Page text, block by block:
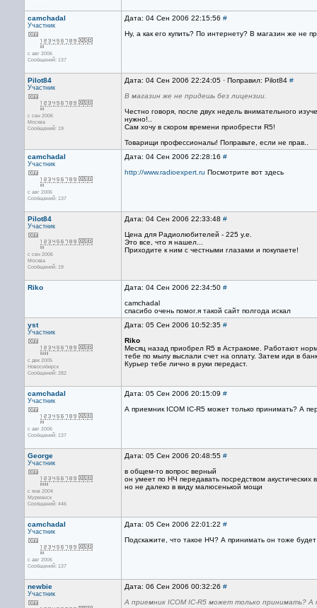
camchadal
Участник
с авг 2006
Сообщений: 137
Дата: 04 Сен 2006 22:15:56 #
Ну, а как его купить? По интернету? В магазин же не
Pilot84
Участник
с сен 2006
Москва
Сообщений: 19
Дата: 04 Сен 2006 22:24:05 · Поправил: Pilot84 #
В магазин же не придешь без лицензии.
Честно говоря, после двух недель внимательного
нужно!..
Сам хочу в скором времени приобрести R5!
Товарищи профессионалы! Поправьте, если не прав..
camchadal
Участник
с авг 2006
Сообщений: 137
Дата: 04 Сен 2006 22:28:16 #
http://www.radioexpert.ru Посмотрите вот здесь
Pilot84
Участник
с сен 2006
Москва
Сообщений: 19
Дата: 04 Сен 2006 22:33:48 #
Цена для Радиолюбителей - 225 у.е.
Это все, что я нашел...
Приходите к ним с честными глазами и покупаете!
Riko Дата: 04 Сен 2006 22:34:50 #
camchadal
спасибо очень помог.я такой сайт полгода искал
yst
Участник
с дек 2005
Новосибирск
Сообщений: 282
Дата: 05 Сен 2006 10:52:35 #
Riko
Месяц назад приобрел R5 в Астракоме. Работают
тебе по мылу выслали счет на оплату. Затем иди в
Курьер тебе лично в руки передаст.
camchadal
Участник
с авг 2006
Сообщений: 137
Дата: 05 Сен 2006 20:15:09 #
А приемник ICOM IC-R5 может только принимать? А
George
Участник
с янв 2004
Мурманск
Сообщений: 446
Дата: 05 Сен 2006 20:48:55 #
в общем-то вопрос верный
он умеет по НЧ передавать посредством акустических
но не далеко в виду малюсенькой мощи
camchadal
Участник
с авг 2006
Сообщений: 137
Дата: 05 Сен 2006 22:01:22 #
Подскажите, что такое НЧ? А принимать он тоже
newbie
Участник
Дата: 06 Сен 2006 00:32:26 #
А приемник ICOM IC-R5 может только принимать?